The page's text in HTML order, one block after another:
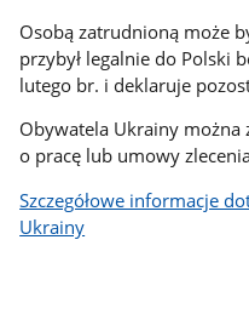
Osobą zatrudnioną może
przybył legalnie do Polski
lutego br. i deklaruje
Obywatela Ukrainy
o pracę lub umowy
Szczegółowe informacje
Ukrainy